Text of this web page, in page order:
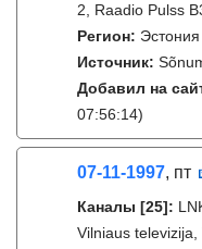
2, Raadio Pulss
Регион: Эстония
Источник:
Добавил на
07:56:14)
07-11-1997, пт
Каналы [25]:
Vilniaus